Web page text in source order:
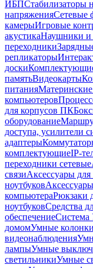
ИБПСтабилизаторы
напряженияСетевые
камерыИгровые
акустикаНаушники и
переходники
репликаторы
доски
памятьВидеокарты
питания
компьютеров
для корпусов ПК
оборудование
доступа, усилители
адаптеры
комплектующиеIP-
переходники сетевые
связиАксессуары
ноутбуков
компьютераРюкзаки
ноутбуковСредства
обеспечение
домомУмные
видеонаблюдения
лампыУмные
светильникиУмные